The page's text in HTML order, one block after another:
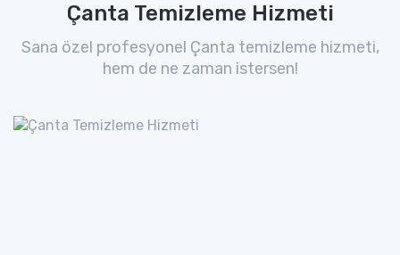
Çanta Temizleme Hizmeti
Sana özel profesyonel Çanta temizleme hizmeti,
hem de ne zaman istersen!